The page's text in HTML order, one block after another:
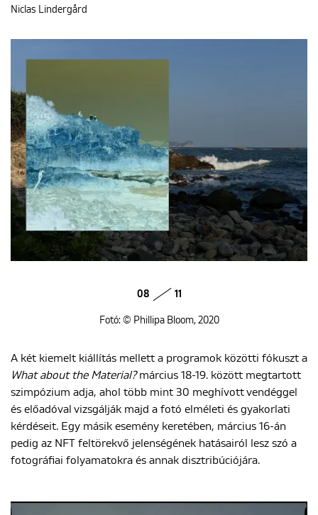
Niclas Lindergård
08 11
Fotó: © Phillipa Bloom, 2020
A két kiemelt kiállítás mellett a programok közötti fókuszt a
What about the Material?március 18-19. között megtartott
szimpózium adja, ahol több mint 30 meghívott vendéggel
és előadóval vizsgálják majd a fotó elméleti és gyakorlati
kérdéseit. Egy másik esemény keretében, március 16-án
pedig az NFT feltörekvő jelenségének hatásairól lesz szó a
fotográfiai folyamatokra és annak disztribúciójára.